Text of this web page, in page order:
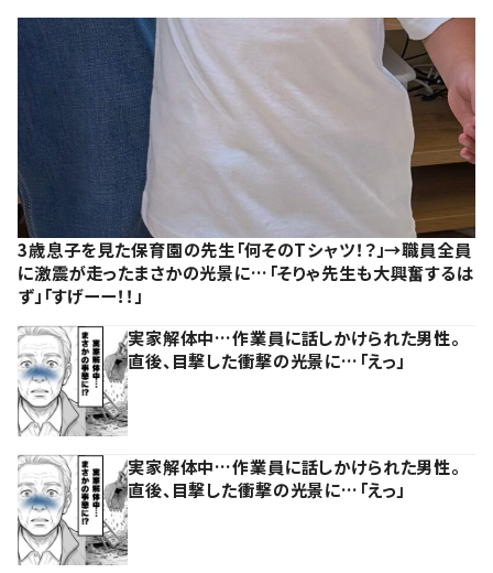
3歳息子を見た保育園の先生「何そのTシャツ！？」→職員全員
に激震が走ったまさかの光景に…「そりゃ先生も大興奮するは
ず」「すげーー！！」
実家解体中…作業員に話しかけられた男性。
直後、目撃した衝撃の光景に…「えっ」
実家解体中…作業員に話しかけられた男性。
直後、目撃した衝撃の光景に…「えっ」